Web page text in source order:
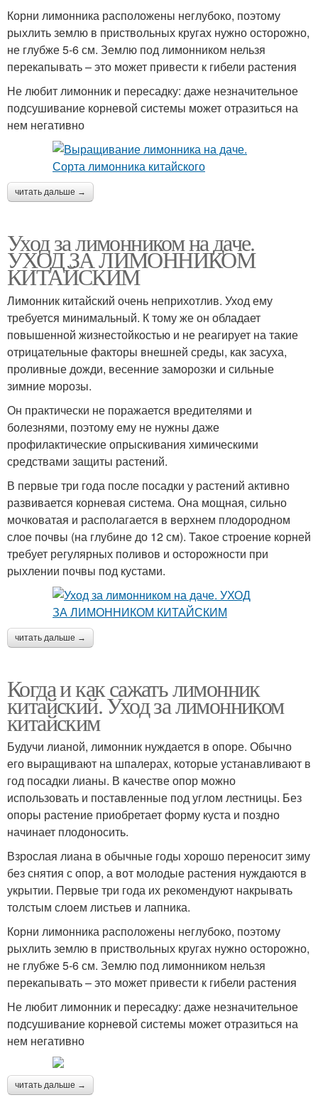
Корни лимонника расположены неглубоко, поэтому
рыхлить землю в приствольных кругах нужно осторожно,
не глубже 5-6 см. Землю под лимонником нельзя
перекапывать – это может привести к гибели растения
Не любит лимонник и пересадку: даже незначительное
подсушивание корневой системы может отразиться на
нем негативно
читать дальше →
Уход за лимонником на даче.
УХОД ЗА ЛИМОННИКОМ
КИТАЙСКИМ
Лимонник китайский очень неприхотлив. Уход ему
требуется минимальный. К тому же он обладает
повышенной жизнестойкостью и не реагирует на такие
отрицательные факторы внешней среды, как засуха,
проливные дожди, весенние заморозки и сильные
зимние морозы.
Он практически не поражается вредителями и
болезнями, поэтому ему не нужны даже
профилактические опрыскивания химическими
средствами защиты растений.
В первые три года после посадки у растений активно
развивается корневая система. Она мощная, сильно
мочковатая и располагается в верхнем плодородном
слое почвы (на глубине до 12 см). Такое строение корней
требует регулярных поливов и осторожности при
рыхлении почвы под кустами.
читать дальше →
Когда и как сажать лимонник
китайский. Уход за лимонником
китайским
Будучи лианой, лимонник нуждается в опоре. Обычно
его выращивают на шпалерах, которые устанавливают в
год посадки лианы. В качестве опор можно
использовать и поставленные под углом лестницы. Без
опоры растение приобретает форму куста и поздно
начинает плодоносить.
Взрослая лиана в обычные годы хорошо переносит зиму
без снятия с опор, а вот молодые растения нуждаются в
укрытии. Первые три года их рекомендуют накрывать
толстым слоем листьев и лапника.
Корни лимонника расположены неглубоко, поэтому
рыхлить землю в приствольных кругах нужно осторожно,
не глубже 5-6 см. Землю под лимонником нельзя
перекапывать – это может привести к гибели растения
Не любит лимонник и пересадку: даже незначительное
подсушивание корневой системы может отразиться на
нем негативно
читать дальше →